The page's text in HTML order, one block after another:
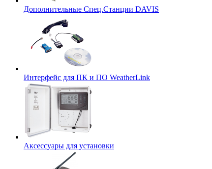
Дополнительные Спец.Станции DAVIS
Интерфейс для ПК и ПО WeatherLink
Аксессуары для установки